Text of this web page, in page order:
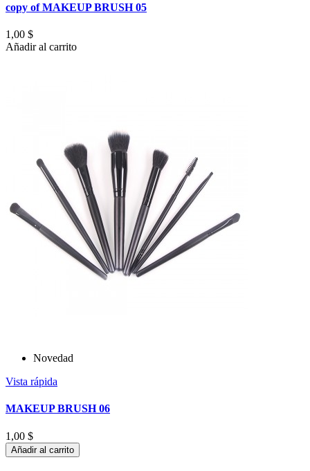
copy of MAKEUP BRUSH 05
1,00 $
Añadir al carrito
Novedad
Vista rápida
MAKEUP BRUSH 06
1,00 $
Añadir al carrito